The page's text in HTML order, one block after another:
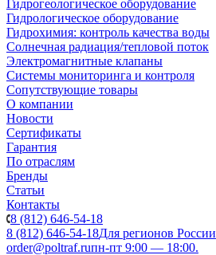
Гидрогеологическое оборудование
Гидрологическое оборудование
Гидрохимия: контроль качества воды
Солнечная радиация/тепловой поток
Электромагнитные клапаны
Системы мониторинга и контроля
Сопутствующие товары
О компании
Новости
Сертификаты
Гарантия
По отраслям
Бренды
Статьи
Контакты
8 (812) 646-54-18
8 (812) 646-54-18Для регионов России
order@poltraf.ruпн-пт 9:00 — 18:00.